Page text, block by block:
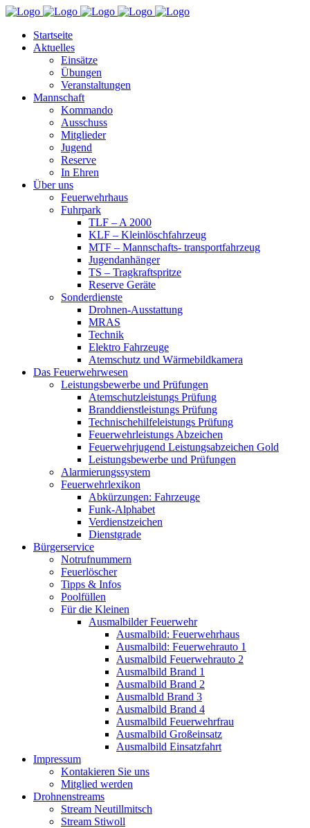
Startseite
Aktuelles
Einsätze
Übungen
Veranstaltungen
Mannschaft
Kommando
Ausschuss
Mitglieder
Jugend
Reserve
In Ehren
Über uns
Feuerwehrhaus
Fuhrpark
TLF – A 2000
KLF – Kleinlöschfahrzeug
MTF – Mannschafts- transportfahrzeug
Jugendanhänger
TS – Tragkraftspritze
Reserve Geräte
Sonderdienste
Drohnen-Ausstattung
MRAS
Technik
Elektro Fahrzeuge
Atemschutz und Wärmebildkamera
Das Feuerwehrwesen
Leistungsbewerbe und Prüfungen
Atemschutzleistungs Prüfung
Branddienstleistungs Prüfung
Technischehilfeleistungs Prüfung
Feuerwehrleistungs Abzeichen
Feuerwehrjugend Leistungsabzeichen Gold
Leistungsbewerbe und Prüfungen
Alarmierungssystem
Feuerwehrlexikon
Abkürzungen: Fahrzeuge
Funk-Alphabet
Verdienstzeichen
Dienstgrade
Bürgerservice
Notrufnummern
Feuerlöscher
Tipps & Infos
Poolfüllen
Für die Kleinen
Ausmalbilder Feuerwehr
Ausmalbild: Feuerwehrhaus
Ausmalbild: Feuerwehrauto 1
Ausmalbild Feuerwehrauto 2
Ausmalbild Brand 1
Ausmalbild Brand 2
Ausmalbld Brand 3
Ausmalbild Brand 4
Ausmalbild Feuerwehrfrau
Ausmalbild Großeinsatz
Ausmalbild Einsatzfahrt
Impressum
Kontakieren Sie uns
Mitglied werden
Drohnenstreams
Stream Neutillmitsch
Stream Stiwoll